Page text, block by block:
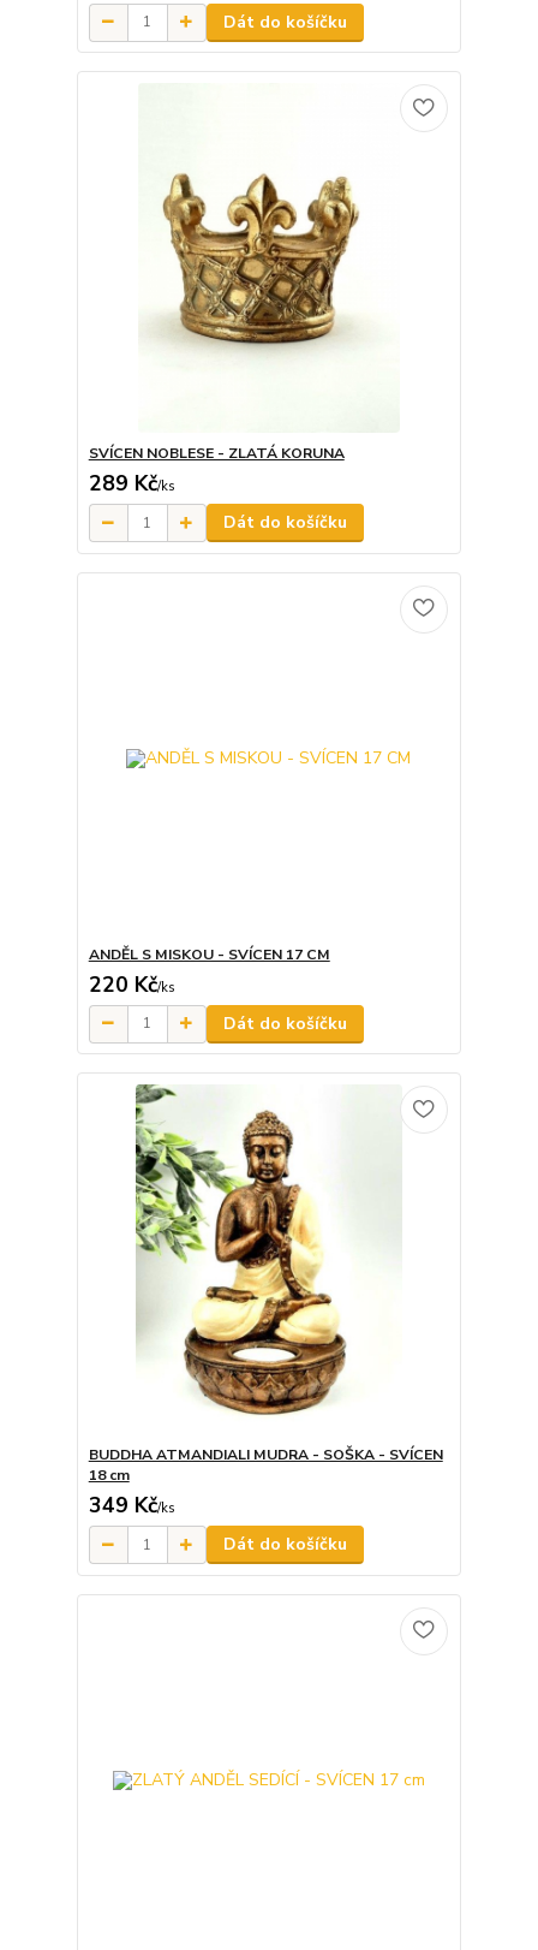
Dát do košíčku
SVÍCEN NOBLESE - ZLATÁ KORUNA
289 Kč/ks
Dát do košíčku
ANDĚL S MISKOU - SVÍCEN 17 CM
220 Kč/ks
Dát do košíčku
BUDDHA ATMANDIALI MUDRA - SOŠKA - SVÍCEN
18 cm
349 Kč/ks
Dát do košíčku